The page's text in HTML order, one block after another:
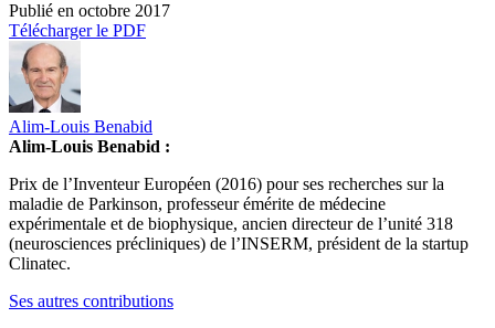
Publié en octobre 2017
Télécharger le PDF
Alim-Louis Benabid
Alim-Louis Benabid :
Prix de l’Inventeur Européen (2016) pour ses recherches sur la
maladie de Parkinson, professeur émérite de médecine
expérimentale et de biophysique, ancien directeur de l’unité 318
(neurosciences précliniques) de l’INSERM, président de la startup
Clinatec.
Ses autres contributions